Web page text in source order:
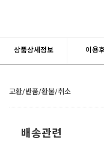
상품상세정보 이용
교환/반품/환불/취소
배송관련